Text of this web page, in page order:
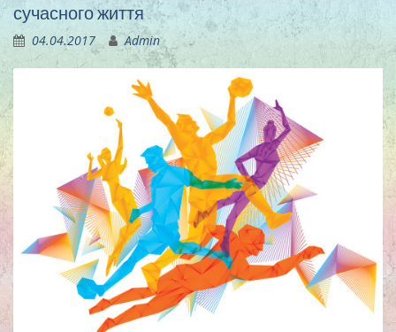
сучасного життя
04.04.2017 Admin